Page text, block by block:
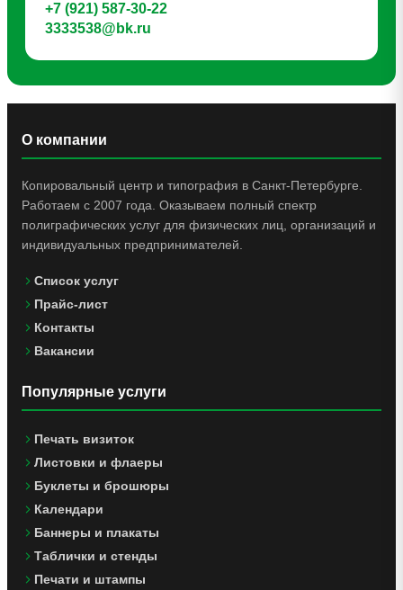
+7 (921) 587-30-22
3333538@bk.ru
О компании
Копировальный центр и типография в Санкт-Петербурге.
Работаем с 2007 года. Оказываем полный спектр
полиграфических услуг для физических лиц, организаций и
индивидуальных предпринимателей.
Список услуг
Прайс-лист
Контакты
Вакансии
Популярные услуги
Печать визиток
Листовки и флаеры
Буклеты и брошюры
Календари
Баннеры и плакаты
Таблички и стенды
Печати и штампы